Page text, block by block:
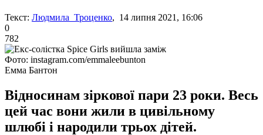
Текст: Людмила Троценко, 14 липня 2021, 16:06
0
782
Фото: instagram.com/emmaleebunton
Емма Бантон
Відносинам зіркової пари 23 роки. Весь
цей час вони жили в цивільному
шлюбі і народили трьох дітей.